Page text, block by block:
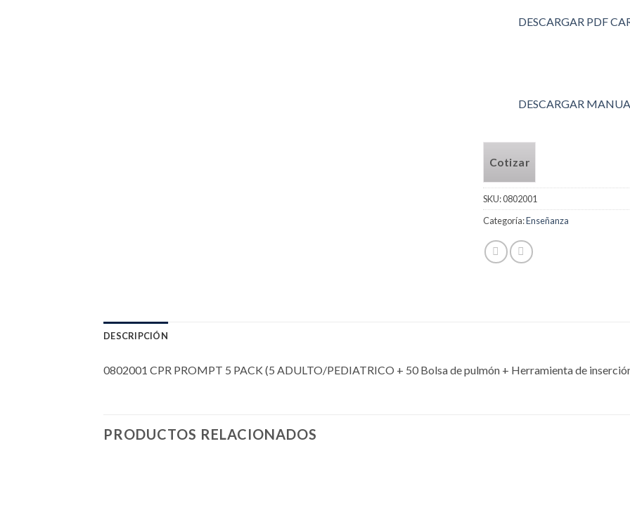
DESCARGAR PDF
DESCARGAR
Cotizar
SKU:0802001
Categoría:Enseñanza
DESCRIPCIÓN
0802001 CPR PROMPT 5 PACK (5 ADULTO/PEDIATRICO + 50 Bolsa de pulmón + Herramienta de
PRODUCTOS RELACIONADOS